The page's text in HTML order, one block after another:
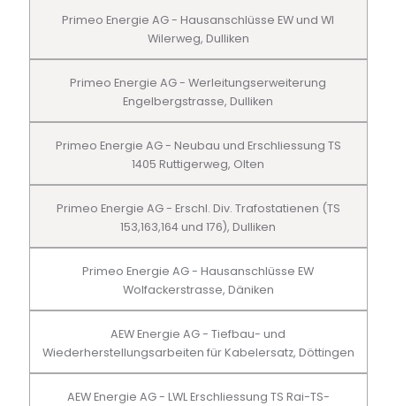
Primeo Energie AG - Hausanschlüsse EW und Wl
Wilerweg, Dulliken
Primeo Energie AG - Werleitungserweiterung
Engelbergstrasse, Dulliken
Primeo Energie AG - Neubau und Erschliessung TS
1405 Ruttigerweg, Olten
Primeo Energie AG - Erschl. Div. Trafostatienen (TS
153,163,164 und 176), Dulliken
Primeo Energie AG - Hausanschlüsse EW
Wolfackerstrasse, Däniken
AEW Energie AG - Tiefbau- und
Wiederherstellungsarbeiten für Kabelersatz, Döttingen
AEW Energie AG - LWL Erschliessung TS Rai-TS-